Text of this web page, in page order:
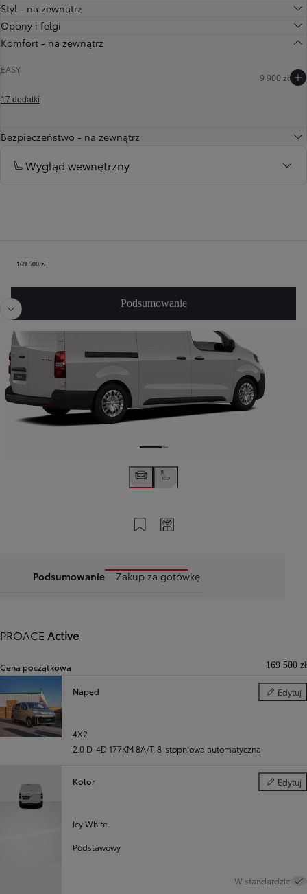
Styl - na zewnątrz
Opony i felgi
Komfort - na zewnątrz
EASY
9 900 zł
17 dodatki
Bezpieczeństwo - na zewnątrz
Wygląd wewnętrzny
169 500 zł
Podsumowanie
Twoja konfiguracja
Poprzedni
Poprzedni
Zapisz na swoim koncie
Podsumowanie Zakup za gotówkę
PROACE Active
Cena początkowa 169 500 zł
Napęd Edytuj
Napęd
4X2
2.0 D-4D 177KM 8A/T, 8-stopniowa automatyczna
Kolor Edytuj
Kolor
Icy White
Podstawowy
W standardzie